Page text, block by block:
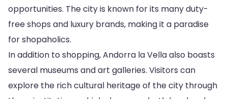
opportunities. The city is known for its many duty-
free shops and luxury brands, making it a paradise
for shopaholics.
In addition to shopping, Andorra la Vella also boasts
several museums and art galleries. Visitors can
explore the rich cultural heritage of the city through